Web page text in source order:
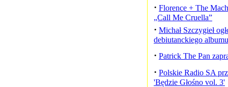
· Florence + The
„Call Me Cruella”
· Michał Szczygieł
debiutanckiego albumu
· Patrick The Pan
· Polskie Radio SA
'Będzie Głośno vol. 3'